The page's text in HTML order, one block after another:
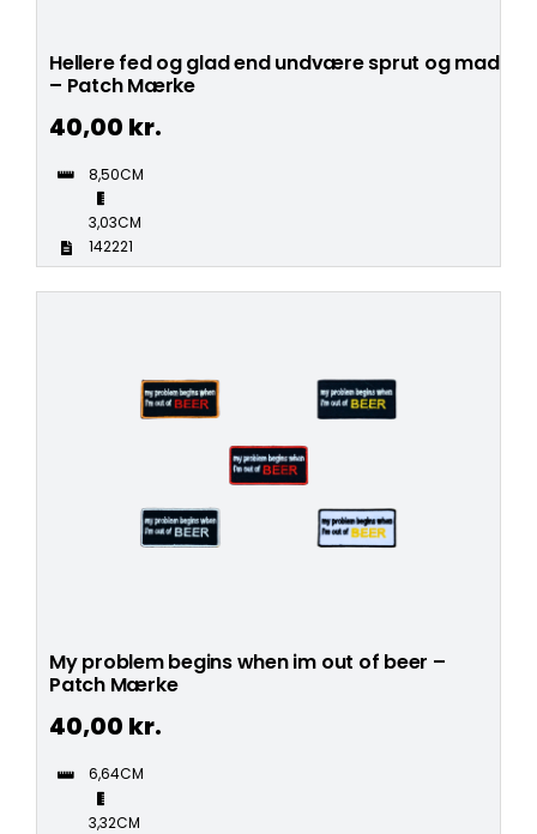
Hellere fed og glad end undvære sprut og mad
– Patch Mærke
40,00 kr.
8,50CM
3,03CM
142221
My problem begins when im out of beer –
Patch Mærke
40,00 kr.
6,64CM
3,32CM